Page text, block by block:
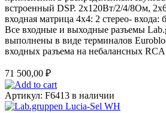
встроенный DSP. 2х120Вт/2/4/8Ом,
входная матрица 4х4: 2 стерео-
Все входные и выходные разъемы
выполнены в виде терминалов
входных разъема на небалансных
71 500,00 ₽
Артикул: F6413 в наличии